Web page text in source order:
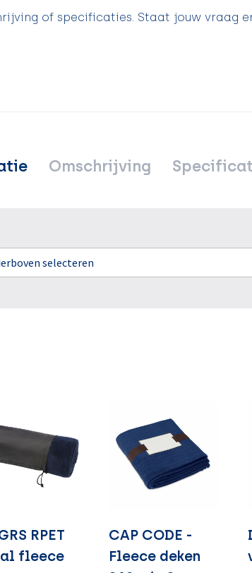
of specificaties. Staat jouw vraag
Omschrijving
selecteren
RPET
fleece
CAP CODE -
Fleece deken